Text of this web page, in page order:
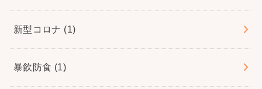
新型コロナ (1)
暴飲防食 (1)